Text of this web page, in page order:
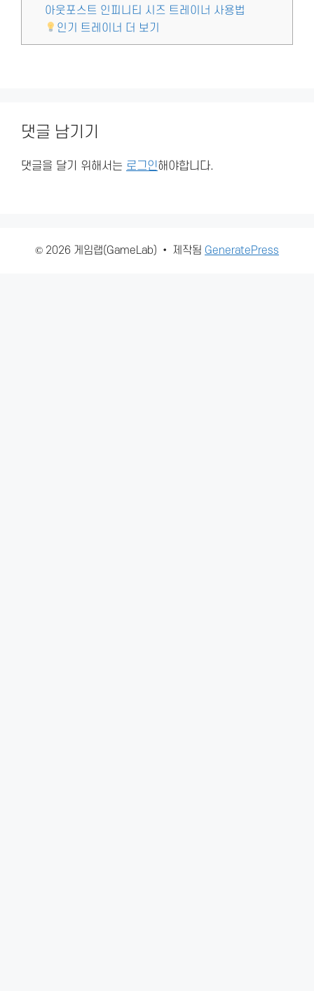
아웃포스트 인피니티 시즈 트레이너 사용법
인기 트레이너 더 보기
댓글 남기기
댓글을 달기 위해서는 로그인해야합니다.
© 2026 게임랩(GameLab) • 제작됨 GeneratePress